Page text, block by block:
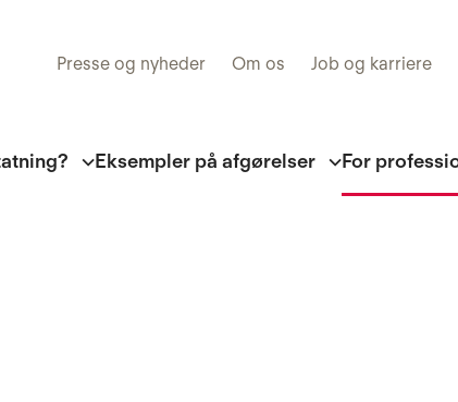
Presse og nyheder Om os Job og karriere
Eksempler på afgørelser For